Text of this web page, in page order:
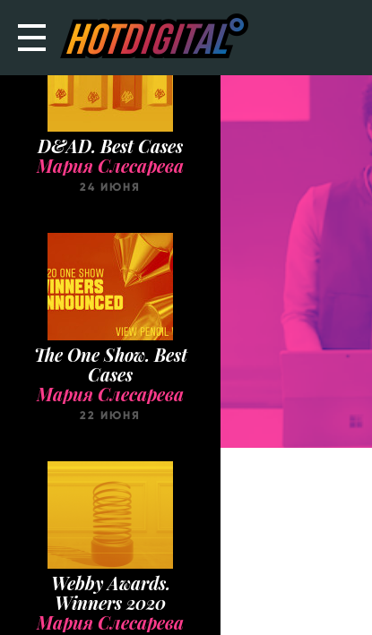
D&AD. Best Cases
Мария Слесарева
24 ИЮНЯ
The One Show. Best
Cases
Мария Слесарева
22 ИЮНЯ
Webby Awards.
Winners 2020
Мария Слесарева